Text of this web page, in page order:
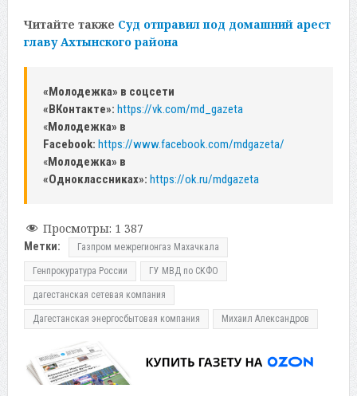
Читайте также Суд отправил под домашний арест
главу Ахтынского района
«Молодежка» в соцсети
«ВКонтакте»: https://vk.com/md_gazeta
«Молодежка» в
Facebook: https://www.facebook.com/mdgazeta/
«Молодежка» в
«Одноклассниках»: https://ok.ru/mdgazeta
Просмотры: 1 387
Метки: Газпром межрегионгаз Махачкала
Генпрокуратура России ГУ МВД по СКФО
дагестанская сетевая компания
Дагестанская энергосбытовая компания Михаил Александров